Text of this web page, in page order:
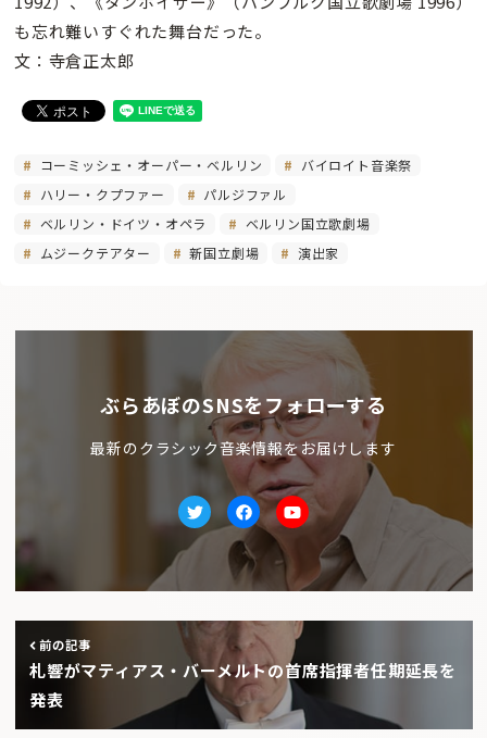
も忘れ難いすぐれた舞台だった。
文：寺倉正太郎
コーミッシェ・オーパー・ベルリン
バイロイト音楽祭
ハリー・クプファー
パルジファル
ベルリン・ドイツ・オペラ
ベルリン国立歌劇場
ムジークテアター
新国立劇場 演出家
ぶらあぼのSNSをフォローする
最新のクラシック音楽情報をお届けします
TwitterfacebookYoutube
前の記事
札響がマティアス・バーメルトの首席指揮者任期延長を
発表